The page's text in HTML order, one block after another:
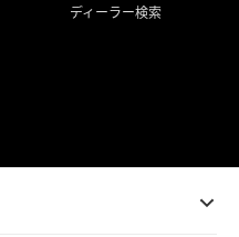
ディーラー検索